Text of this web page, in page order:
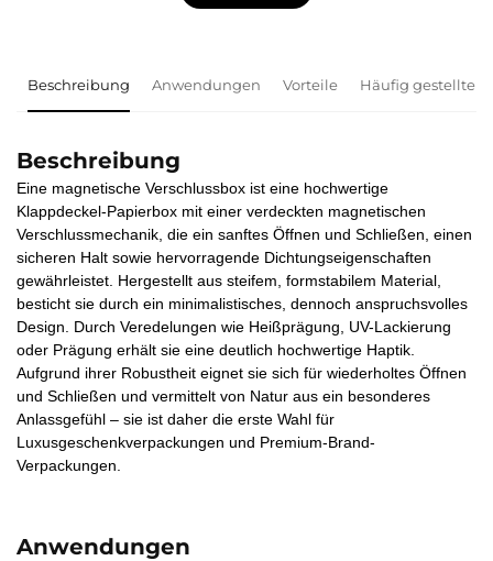
Beschreibung Anwendungen Vorteile Häufig gestellte
Beschreibung
Eine magnetische Verschlussbox ist eine hochwertige
Klappdeckel-Papierbox mit einer verdeckten magnetischen
Verschlussmechanik, die ein sanftes Öffnen und Schließen, einen
sicheren Halt sowie hervorragende Dichtungseigenschaften
gewährleistet. Hergestellt aus steifem, formstabilem Material,
besticht sie durch ein minimalistisches, dennoch anspruchsvolles
Design. Durch Veredelungen wie Heißprägung, UV-Lackierung
oder Prägung erhält sie eine deutlich hochwertige Haptik.
Aufgrund ihrer Robustheit eignet sie sich für wiederholtes Öffnen
und Schließen und vermittelt von Natur aus ein besonderes
Anlassgefühl – sie ist daher die erste Wahl für
Luxusgeschenkverpackungen und Premium-Brand-
Verpackungen.
Anwendungen